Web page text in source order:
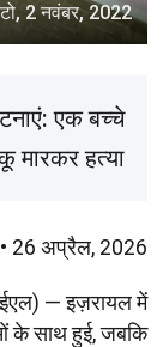
2 नवंबर, 2022
एक बच्चे
मारकर हत्या
26 अप्रैल, 2026
— इज़रायल में
के साथ हुई, जबकि